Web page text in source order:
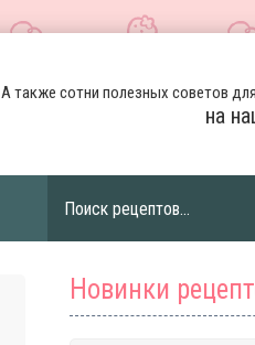
А также сотни полезных советов
на
Новинки